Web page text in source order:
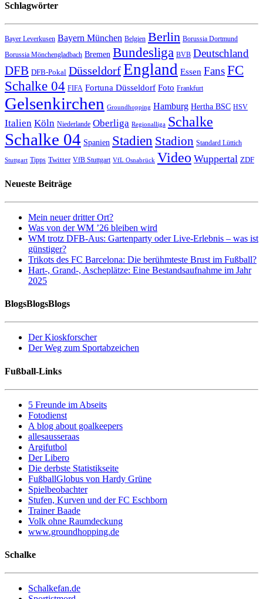
Schlagwörter
Bayer Leverkusen Bayern München Belgien Berlin Borussia Dortmund
Borussia Mönchengladbach Bremen Bundesliga BVB Deutschland
DFB DFB-Pokal DüsseldorfEngland Essen FansFC
Schalke 04 FIFA Fortuna Düsseldorf Foto Frankfurt
Gelsenkirchen Groundhopping Hamburg Hertha BSC HSV
Italien Köln Niederlande Oberliga Regionalliga Schalke
Schalke 04 Spanien Stadien Stadion Standard Lüttich
Stuttgart Tipps Twitter VfB Stuttgart VfL Osnabrück Video Wuppertal ZDF
Neueste Beiträge
Mein neuer dritter Ort?
Was von der WM ’26 bleiben wird
WM trotz DFB-Aus: Gartenparty oder Live-Erlebnis – was ist
günstiger?
Trikots des FC Barcelona: Die berühmteste Brust im Fußball?
Hart-, Grand-, Ascheplätze: Eine Bestandsaufnahme im Jahr
2025
BlogsBlogsBlogs
Der Kioskforscher
Der Weg zum Sportabzeichen
Fußball-Links
5 Freunde im Abseits
Fotodienst
A blog about goalkeepers
allesausseraas
Argifutbol
Der Libero
Die derbste Statistikseite
FußballGlobus von Hardy Grüne
Spielbeobachter
Stufen, Kurven und der FC Eschborn
Trainer Baade
Volk ohne Raumdeckung
www.groundhopping.de
Schalke
Schalkefan.de